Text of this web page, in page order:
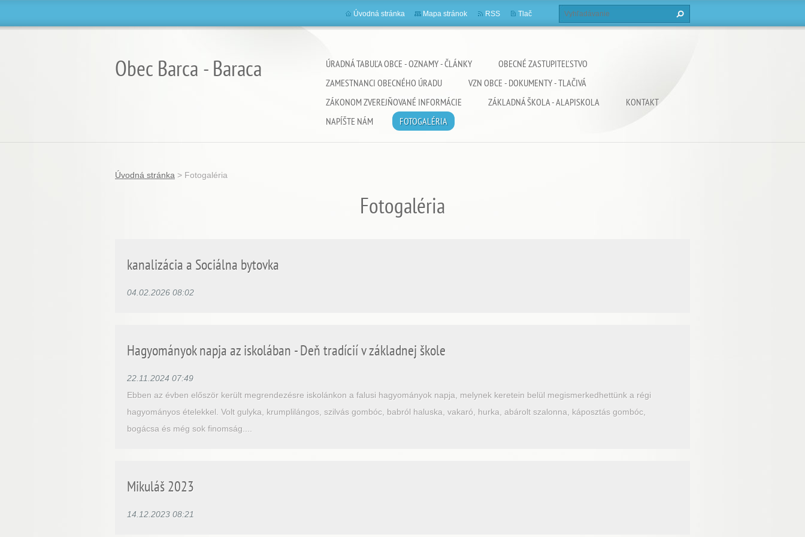
Obec Barca - Baraca ÚRADNÁ TABUĽA OBCE - OZNAMY - ČLÁNKY
OBECNÉ ZASTUPITEĽSTVO
ZAMESTNANCI OBECNÉHO ÚRADU
VZN OBCE - DOKUMENTY - TLAČIVÁ
ZÁKONOM ZVEREJŇOVANÉ INFORMÁCIE
ZÁKLADNÁ ŠKOLA - ALAPISKOLA
KONTAKT
NAPÍŠTE NÁM
FOTOGALÉRIA
Úvodná stránka Mapa stránok RSS Tlač
Úvodná stránka > Fotogaléria
Fotogaléria
kanalizácia a Sociálna bytovka
04.02.2026 08:02
Hagyományok napja az iskolában - Deň tradícií v základnej škole
22.11.2024 07:49
Ebben az évben először került megrendezésre iskolánkon a falusi hagyományok napja, melynek keretein belül megismerkedhettünk a régi
hagyományos ételekkel. Volt gulyka, krumplilángos, szilvás gombóc, babról haluska, vakaró, hurka, abárolt szalonna, káposztás gombóc,
bogácsa és még sok finomság....
Mikuláš 2023
14.12.2023 08:21